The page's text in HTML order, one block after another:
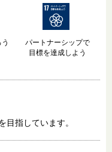
パートナーシップで
目標を達成しよう
目指しています。